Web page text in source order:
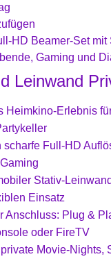
Leinwand
Heimkino-Erlebnis
scharfe Full-HD
Stativ-
Einsatz
Anschluss: Plug &
oder FireTV
Movie-Nights,